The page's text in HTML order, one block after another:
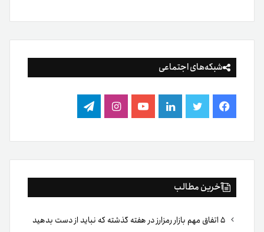
شبکه‌های اجتماعی
فیس
بوک
توییتر لینکدینیوتیوباینستاگرام
تلگرام
آخرین مطالب